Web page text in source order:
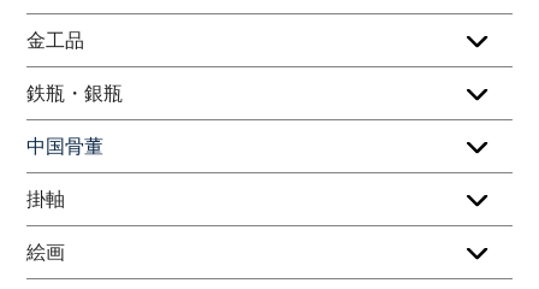
金工品
鉄瓶・銀瓶
中国骨董
掛軸
絵画